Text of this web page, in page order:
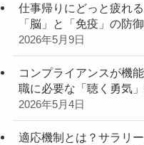
仕事帰りにどっと疲れ
「脳」と「免疫」の防
2026年5月9日
コンプライアンスが機
職に必要な「聴く勇気
2026年5月4日
適応機制とは？サラリ